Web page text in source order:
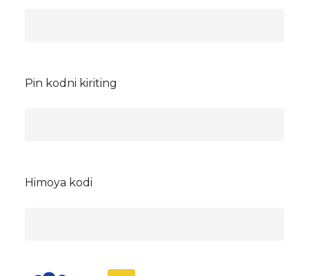
Pin kodni kiriting
Himoya kodi